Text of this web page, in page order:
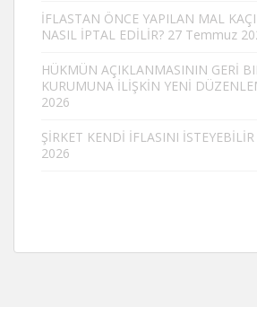
İFLASTAN ÖNCE YAPILAN MAL
NASIL İPTAL EDİLİR? 27 Temmuz
HÜKMÜN AÇIKLANMASININ GERİ
KURUMUNA İLİŞKİN YENİ
2026
ŞİRKET KENDİ İFLASINI
2026